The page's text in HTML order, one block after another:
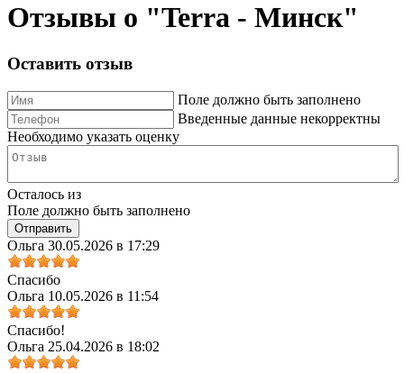
Отзывы о "Terra - Минск"
Оставить отзыв
Поле должно быть заполнено
Введенные данные некорректны
Необходимо указать оценку
Осталось из
Поле должно быть заполнено
Ольга 30.05.2026 в 17:29
Спасибо
Ольга 10.05.2026 в 11:54
Спасибо!
Ольга 25.04.2026 в 18:02